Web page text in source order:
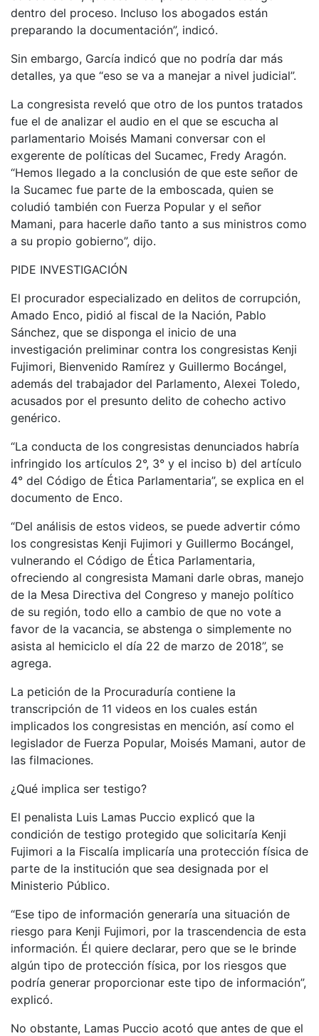
dentro del proceso. Incluso los abogados están
preparando la documentación”, indicó.
Sin embargo, García indicó que no podría dar más
detalles, ya que “eso se va a manejar a nivel judicial”.
La congresista reveló que otro de los puntos tratados
fue el de analizar el audio en el que se escucha al
parlamentario Moisés Mamani conversar con el
exgerente de políticas del Sucamec, Fredy Aragón.
“Hemos llegado a la conclusión de que este señor de
la Sucamec fue parte de la emboscada, quien se
coludió también con Fuerza Popular y el señor
Mamani, para hacerle daño tanto a sus ministros como
a su propio gobierno”, dijo.
PIDE INVESTIGACIÓN
El procurador especializado en delitos de corrupción,
Amado Enco, pidió al fiscal de la Nación, Pablo
Sánchez, que se disponga el inicio de una
investigación preliminar contra los congresistas Kenji
Fujimori, Bienvenido Ramírez y Guillermo Bocángel,
además del trabajador del Parlamento, Alexei Toledo,
acusados por el presunto delito de cohecho activo
genérico.
“La conducta de los congresistas denunciados habría
infringido los artículos 2°, 3° y el inciso b) del artículo
4° del Código de Ética Parlamentaria”, se explica en el
documento de Enco.
“Del análisis de estos videos, se puede advertir cómo
los congresistas Kenji Fujimori y Guillermo Bocángel,
vulnerando el Código de Ética Parlamentaria,
ofreciendo al congresista Mamani darle obras, manejo
de la Mesa Directiva del Congreso y manejo político
de su región, todo ello a cambio de que no vote a
favor de la vacancia, se abstenga o simplemente no
asista al hemiciclo el día 22 de marzo de 2018”, se
agrega.
La petición de la Procuraduría contiene la
transcripción de 11 videos en los cuales están
implicados los congresistas en mención, así como el
legislador de Fuerza Popular, Moisés Mamani, autor de
las filmaciones.
¿Qué implica ser testigo?
El penalista Luis Lamas Puccio explicó que la
condición de testigo protegido que solicitaría Kenji
Fujimori a la Fiscalía implicaría una protección física de
parte de la institución que sea designada por el
Ministerio Público.
“Ese tipo de información generaría una situación de
riesgo para Kenji Fujimori, por la trascendencia de esta
información. Él quiere declarar, pero que se le brinde
algún tipo de protección física, por los riesgos que
podría generar proporcionar este tipo de información”,
explicó.
No obstante, Lamas Puccio acotó que antes de que el